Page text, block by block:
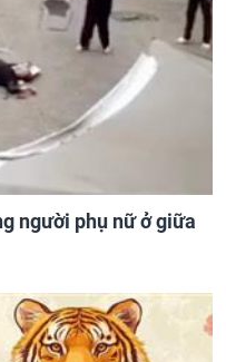
người phụ nữ ở giữa